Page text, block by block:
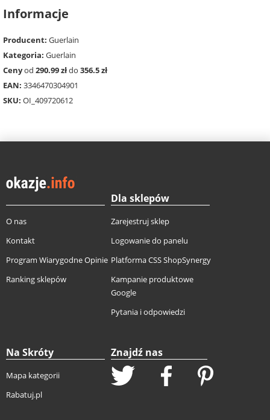
Informacje
Producent: Guerlain
Kategoria: Guerlain
Cenyod 290.99 złdo 356.5 zł
EAN: 3346470304901
SKU: OI_409720612
O nas
Kontakt
Program Wiarygodne Opinie
Ranking sklepów
Dla sklepów
Zarejestruj sklep
Logowanie do panelu
Platforma CSS ShopSynergy
Kampanie produktowe
Google
Pytania i odpowiedzi
Na Skróty
Mapa kategorii
Rabatuj.pl
Znajdź nas